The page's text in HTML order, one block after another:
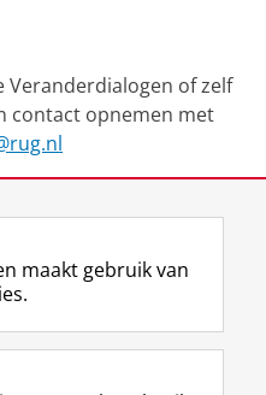
Veranderdialogen of zelf
contact opnemen met
LinkedIn
T
w
I
n
L
i
Y
o
maakt gebruik van